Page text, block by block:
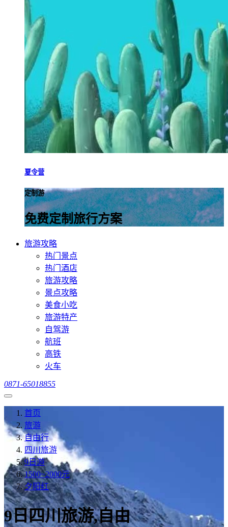
夏令营
定制游
免费定制旅行方案
旅游攻略
热门景点
热门酒店
旅游攻略
景点攻略
美食小吃
旅游特产
自驾游
航班
高铁
火车
0871-65018855
首页
旅游
自由行
四川旅游
9日游
1500~2000元
夕阳红
9日四川旅游,自由